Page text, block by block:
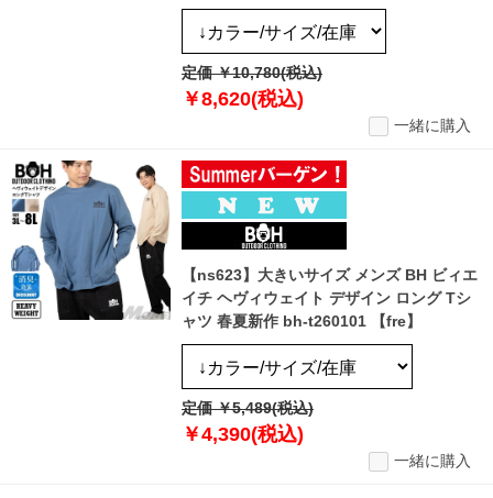
定価 ￥10,780(税込)
￥8,620(税込)
一緒に購入
【ns623】大きいサイズ メンズ BH ビィエ
イチ ヘヴィウェイト デザイン ロング Tシ
ャツ 春夏新作 bh-t260101 【fre】
定価 ￥5,489(税込)
￥4,390(税込)
一緒に購入